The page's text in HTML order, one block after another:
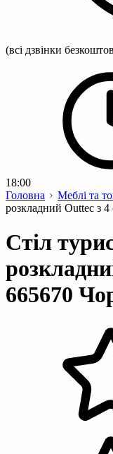
(всі дзвінки
18:00
Головна
Меблі та
розкладний Outtec з 4
Стіл
665670